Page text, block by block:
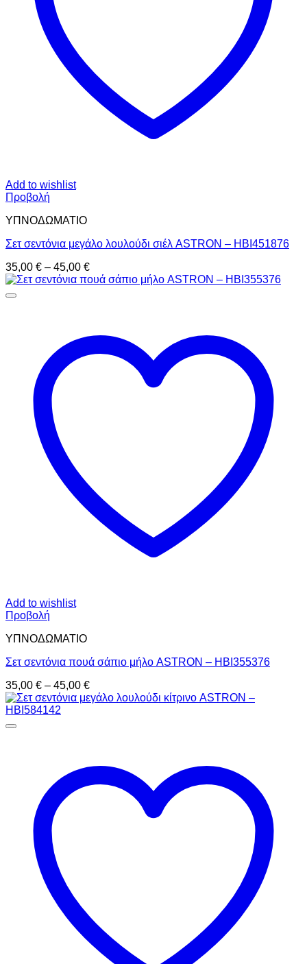
Add to wishlist
Προβολή
ΥΠΝΟΔΩΜΑΤΙO
Σετ σεντόνια μεγάλο λουλούδι σιέλ ASTRON – HBI451876
35,00 € – 45,00 €Price
range:
Add to wishlist
Προβολή
ΥΠΝΟΔΩΜΑΤΙO
Σετ σεντόνια πουά σάπιο μήλο ASTRON – HBI355376
35,00 € – 45,00 €Price
range: